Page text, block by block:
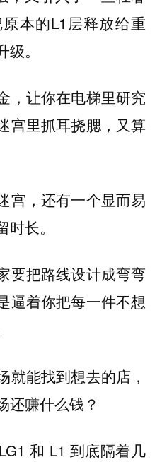
本的L1层释放给重
。
，让你在电梯里研究
宫里抓耳挠腮，又算
宫，还有一个显而易
长。
要把路线设计成弯弯
逼着你把每一件不想
就能找到想去的店，
还赚什么钱？
和 L1 到底隔着几